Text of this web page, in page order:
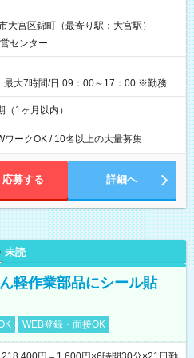
～17:30（休憩1時間） 時給1,300円
交通費 ※当日の役割により時給＋100
7:00～13:30（休憩なし） 時給1,300
間＝日収8,400円＋交通費 【試用期
大宮区錦町（最寄り駅：大宮駅）
センター
最大7時間/日 09：00～17：00 ※勤務時
ます。
1ヶ月以内）
ワークOK / 10名以上の大量募集
応募する 詳細へ
未読
軽作業部品にシール貼
WEB登録・面接OK